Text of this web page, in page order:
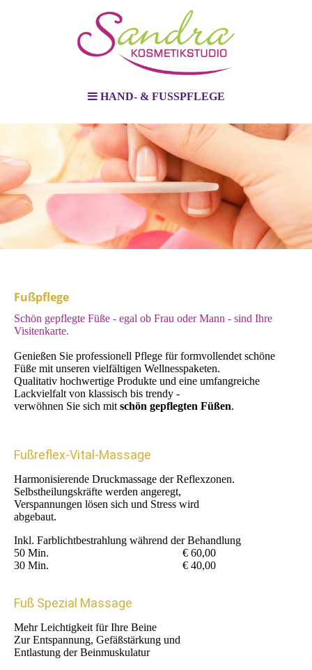
HAND- & FUSSPFLEGE
Fußpflege
Schön gepflegte Füße - egal ob Frau oder Mann - sind Ihre
Visitenkarte.
Genießen Sie professionell Pflege für formvollendet schöne
Füße mit unseren vielfältigen Wellnesspaketen.
Qualitativ hochwertige Produkte und eine umfangreiche
Lackvielfalt von klassisch bis trendy -
verwöhnen Sie sich mit schön gepflegten Füßen.
Fußreflex-Vital-Massage
Harmonisierende Druckmassage der Reflexzonen.
Selbstheilungskräfte werden angeregt,
Verspannungen lösen sich und Stress wird
abgebaut.
Inkl. Farblichtbestrahlung während der Behandlung
50 Min. € 60,00
30 Min. € 40,00
Fuß Spezial Massage
Mehr Leichtigkeit für Ihre Beine
Zur Entspannung, Gefäßstärkung und
Entlastung der Beinmuskulatur